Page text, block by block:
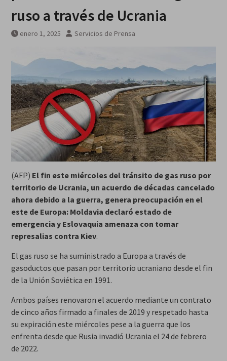
misiles norcoreana será
ruso a través de Ucrania
enero 1, 2025 Servicios de Prensa
(AFP) El fin este miércoles del tránsito de gas ruso por
territorio de Ucrania, un acuerdo de décadas cancelado
ahora debido a la guerra, genera preocupación en el
este de Europa: Moldavia declaró estado de
emergencia y Eslovaquia amenaza con tomar
represalias contra Kiev.
El gas ruso se ha suministrado a Europa a través de
gasoductos que pasan por territorio ucraniano desde el fin
de la Unión Soviética en 1991.
Ambos países renovaron el acuerdo mediante un contrato
de cinco años firmado a finales de 2019 y respetado hasta
su expiración este miércoles pese a la guerra que los
enfrenta desde que Rusia invadió Ucrania el 24 de febrero
de 2022.